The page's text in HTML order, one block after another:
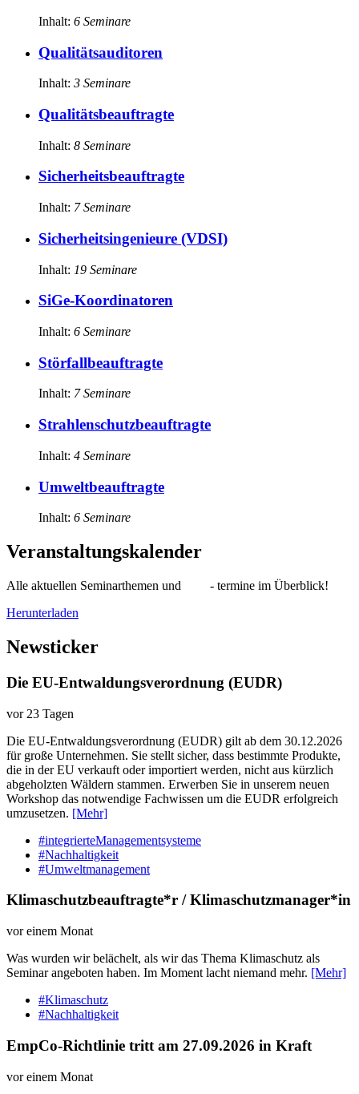
Inhalt: 6 Seminare
Qualitätsauditoren
Inhalt: 3 Seminare
Qualitätsbeauftragte
Inhalt: 8 Seminare
Sicherheitsbeauftragte
Inhalt: 7Seminare
Sicherheitsingenieure (VDSI)
Inhalt: 19 Seminare
SiGe-Koordinatoren
Inhalt: 6 Seminare
Störfallbeauftragte
Inhalt: 7Seminare
Strahlenschutzbeauftragte
Inhalt: 4 Seminare
Umweltbeauftragte
Inhalt: 6 Seminare
Veranstaltungskalender
Alle aktuellen Seminarthemen und - termine im Überblick!
Herunterladen
Newsticker
Die EU-Entwaldungsverordnung (EUDR)
vor 23 Tagen
Die EU-Entwaldungsverordnung (EUDR) gilt ab dem 30.12.2026
für große Unternehmen. Sie stellt sicher, dass bestimmte Produkte,
die in der EU verkauft oder importiert werden, nicht aus kürzlich
abgeholzten Wäldern stammen. Erwerben Sie in unserem neuen
Workshop das notwendige Fachwissen um die EUDR erfolgreich
umzusetzen. [Mehr]
#integrierteManagementsysteme
#Nachhaltigkeit
#Umweltmanagement
Klimaschutzbeauftragte*r / Klimaschutzmanager*in
vor einem Monat
Was wurden wir belächelt, als wir das Thema Klimaschutz als
Seminar angeboten haben. Im Moment lacht niemand mehr. [Mehr]
#Klimaschutz
#Nachhaltigkeit
EmpCo-Richtlinie tritt am 27.09.2026 in Kraft
vor einem Monat